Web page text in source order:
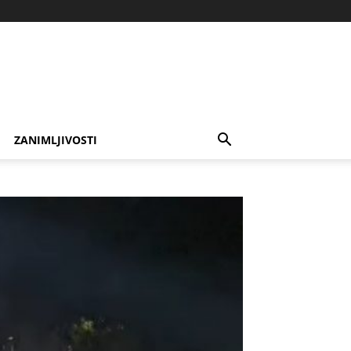
ZANIMLJIVOSTI